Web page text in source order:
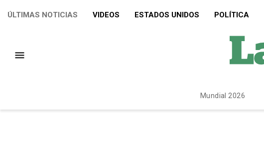
ÚLTIMAS NOTICIAS VIDEOS ESTADOS UNIDOS POLÍTICA
Mundial 2026